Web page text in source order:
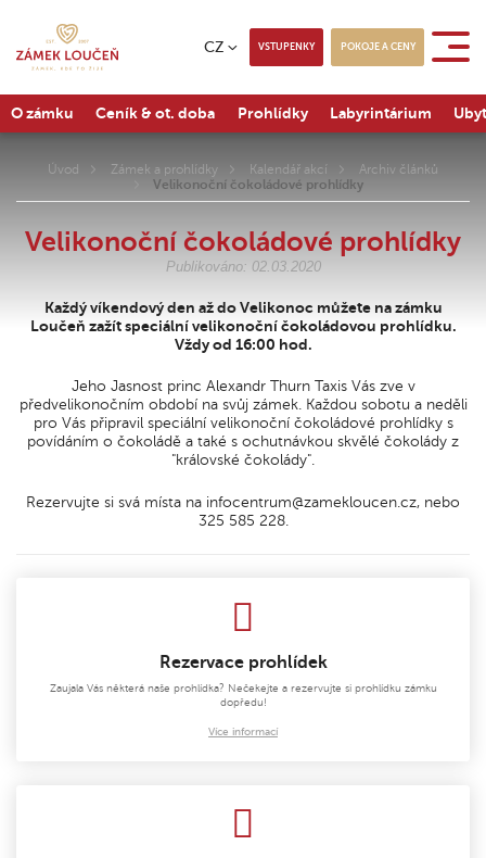
CZ VSTUPENKY POKOJE A CENY
O zámku Ceník & ot. doba Prohlídky Labyrintárium
Úvod Zámek a prohlídky Kalendář akcí
Archiv článků
Velikonoční čokoládové prohlídky
Velikonoční čokoládové prohlídky
Publikováno: 02.03.2020
Každý víkendový den až do Velikonoc můžete na zámku
Loučeň zažít speciální velikonoční čokoládovou prohlídku.
Vždy od 16:00 hod.
Jeho Jasnost princ Alexandr Thurn Taxis Vás zve v
předvelikonočním období na svůj zámek. Každou sobotu a neděli
pro Vás připravil speciální velikonoční čokoládové prohlídky s
povídáním o čokoládě a také s ochutnávkou skvělé čokolády z
"královské čokolády".
Rezervujte si svá místa na infocentrum@zamekloucen.cz, nebo
325 585 228.
Rezervace prohlídek
Zaujala Vás některá naše prohlídka? Nečekejte a rezervujte si prohlídku zámku
dopředu!
Více informací